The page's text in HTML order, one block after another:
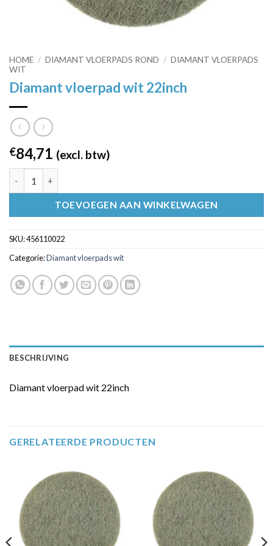
HOME / DIAMANT VLOERPADS ROND / DIAMANT VLOERPADS
WIT
Diamant vloerpad wit 22inch
€84,71 (excl. btw)
TOEVOEGEN AAN WINKELWAGEN
SKU:456110022
Categorie:Diamant vloerpads wit
BESCHRIJVING
Diamant vloerpad wit 22inch
GERELATEERDE PRODUCTEN